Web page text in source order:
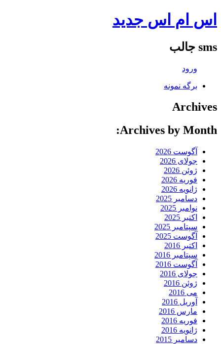
اس ام اس جدید
sms جالب
ورود
برگه نمونه
Archives
Archives by Month:
آگوست 2026
جولای 2026
ژوئن 2026
فوریه 2026
ژانویه 2026
دسامبر 2025
نوامبر 2025
اکتبر 2025
سپتامبر 2025
آگوست 2025
اکتبر 2016
سپتامبر 2016
آگوست 2016
جولای 2016
ژوئن 2016
می 2016
آوریل 2016
مارس 2016
فوریه 2016
ژانویه 2016
دسامبر 2015